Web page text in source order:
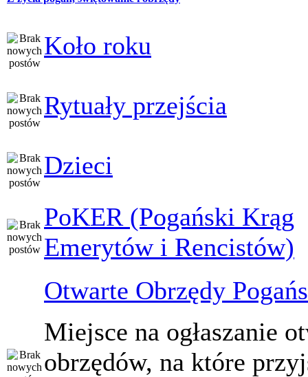
Koło roku
Rytuały przejścia
Dzieci
PoKER (Pogański Krąg
Emerytów i Rencistów)
Otwarte Obrzędy
Miejsce na ogłaszanie
obrzędów, na które